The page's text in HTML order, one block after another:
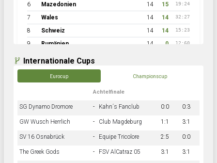
6 Mazedonien 14 15 19:24
7 Wales 14 14 32:27
8 Schweiz 14 14 15:23
9 Rumänien 14 0 12:60
Internationale Cups
Eurocup Championscup
Achtelfinale
SG Dynamo Dromore - Kahn´s Fanclub 0:0 0:3
GW Wusch Herrlich - Club Magdeburg 1:1 3:1
SV 16 Osnabrück - Equipe Tricolore 2:5 0:0
The Greek Gods - FSV AlCatraz 05 3:1 3:1